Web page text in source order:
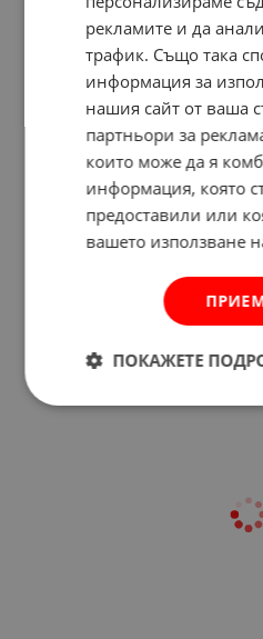
Отзиви
рекламите и да
трафик. Също така
информация за
нашия сайт от ваша
партньори за
които може да я
информация, която
предоставили или
вашето използване
ПОКАЖЕТЕ